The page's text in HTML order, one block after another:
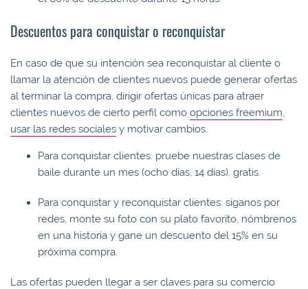
Descuentos para conquistar o reconquistar
En caso de que su intención sea reconquistar al cliente o
llamar la atención de clientes nuevos puede generar ofertas
al terminar la compra, dirigir ofertas únicas para atraer
clientes nuevos de cierto perfil como opciones freemium,
usar las redes sociales y motivar cambios.
Para conquistar clientes: pruebe nuestras clases de
baile durante un mes (ocho días, 14 días), gratis.
Para conquistar y reconquistar clientes: síganos por
redes, monte su foto con su plato favorito, nómbrenos
en una historia y gane un descuento del 15% en su
próxima compra.
Las ofertas pueden llegar a ser claves para su comercio